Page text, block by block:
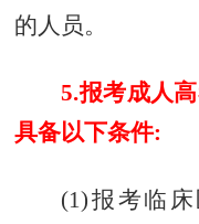
的人员。
5.报考成人
具备以下条件:
(1)报考临